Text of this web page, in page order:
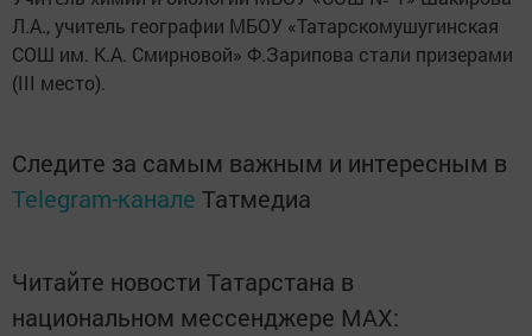
Л.А., учитель географии МБОУ «Татарскомушугинская
СОШ им. К.А. Смирновой» Ф.Зарипова стали призерами
(III место).
Следите за самым важным и интересным в
Telegram-канале Татмедиа
Читайте новости Татарстана в
национальном мессенджере MАХ: